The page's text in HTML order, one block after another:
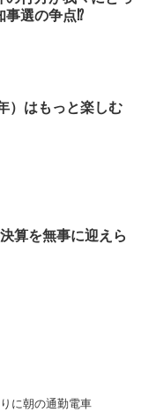
事選の争点⁉
）はもっと楽しむ
算を無事に迎えら
に朝の通勤電車